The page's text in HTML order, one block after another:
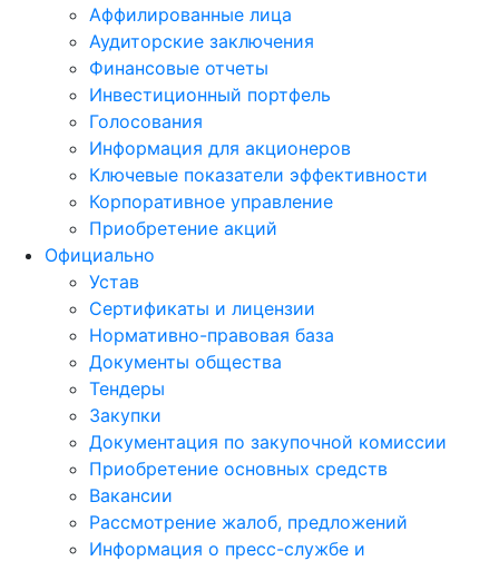
Аффилированные лица
Аудиторские заключения
Финансовые отчеты
Инвестиционный портфель
Голосования
Информация для акционеров
Ключевые показатели эффективности
Корпоративное управление
Приобретение акций
Официально
Устав
Сертификаты и лицензии
Нормативно-правовая база
Документы общества
Тендеры
Закупки
Документация по закупочной комиссии
Приобретение основных средств
Вакансии
Рассмотрение жалоб, предложений
Информация о пресс-службе и